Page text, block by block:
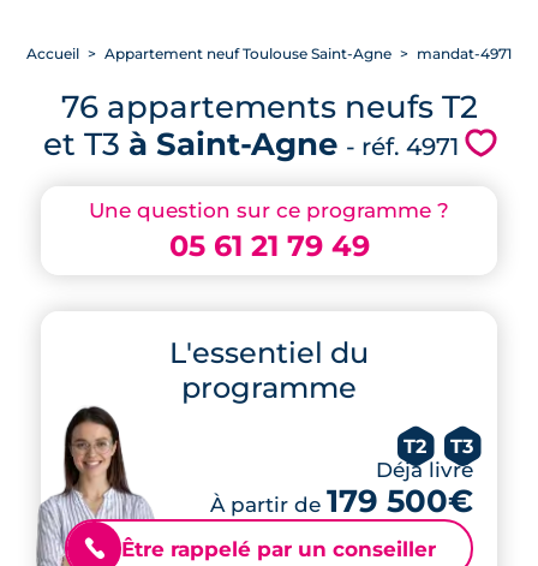
Une question sur ce programme ?
05 61 21 79 49
L'essentiel du
programme
T2 T3
Déjà livré
À partir de 179 500€
📞 Être rappelé par un conseiller
Accueil Appartement neuf Toulouse Saint-Agne mandat-4971
76 appartements neufs T2
et T3 à Saint-Agne - réf. 4971 💗